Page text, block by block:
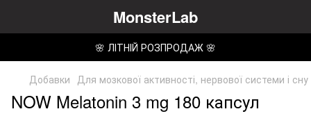
MonsterLab
🌸 ЛІТНІЙ РОЗПРОДАЖ 🌸
Добавки Для мозкової активності, нервової системи і сну
NOW Melatonin 3 mg 180 капсул